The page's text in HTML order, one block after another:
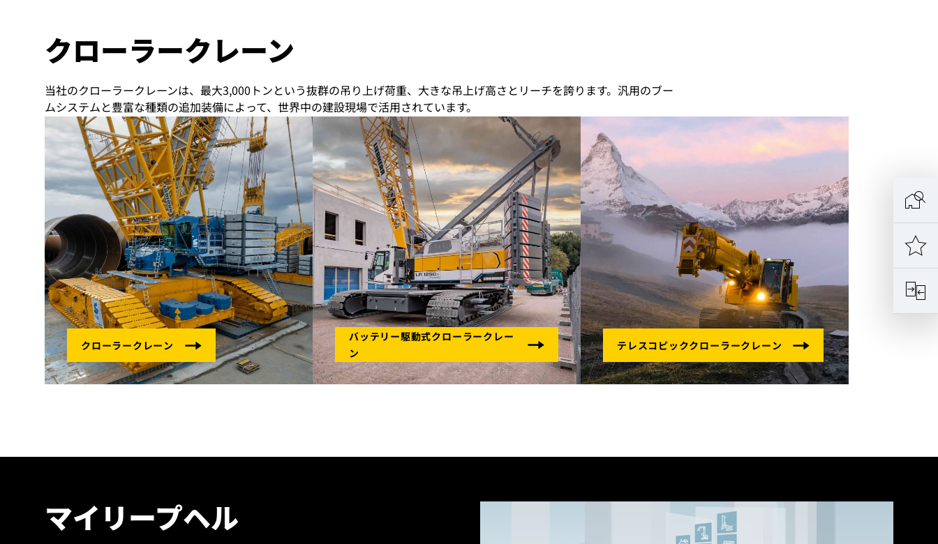
クローラークレーン
当社のクローラークレーンは、最大3,000トンという抜群の吊り上げ荷重、大きな吊上げ高さとリーチを誇ります。汎用のブー
ムシステムと豊富な種類の追加装備によって、世界中の建設現場で活用されています。
マイリープヘル